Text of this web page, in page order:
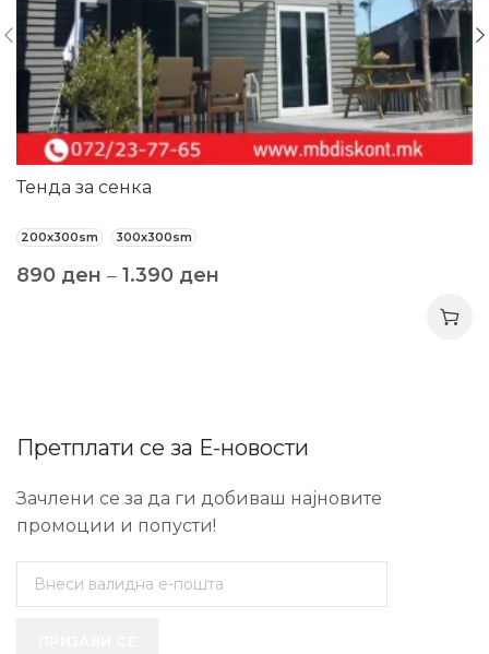
Тенда за сенка
200x300sm 300x300sm
890 ден – 1.390 ден
Претплати се за Е-новости
Зачлени се за да ги добиваш најновите
промоции и попусти!